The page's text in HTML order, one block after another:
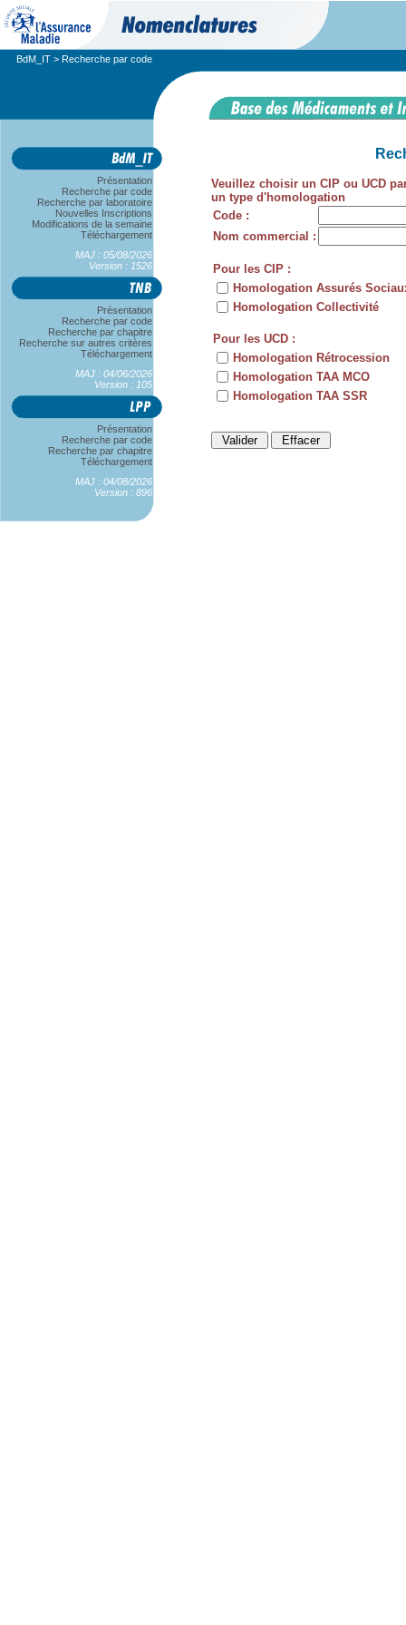
BdM_IT > Recherche par code
Présentation
Recherche par code
Recherche par laboratoire
Nouvelles Inscriptions
Modifications de la semaine
Téléchargement
MAJ : 05/08/2026
Version : 1526
Présentation
Recherche par code
Recherche par chapitre
Recherche sur autres critères
Téléchargement
MAJ : 04/06/2026
Version : 105
Présentation
Recherche par code
Recherche par chapitre
Téléchargement
MAJ : 04/08/2026
Version : 896
Veuillez choisir un CIP ou UCD
un type d'homologation
Code :
Nom commercial :
Pour les CIP :
Homologation Assurés
Homologation Collectivité
Pour les UCD :
Homologation Rétrocession
Homologation TAA MCO
Homologation TAA SSR